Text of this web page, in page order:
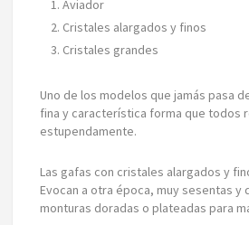
Aviador
Cristales alargados y finos
Cristales grandes
Uno de los modelos que jamás pasa
fina y característica forma que todos
estupendamente.
Las gafas con cristales alargados y
Evocan a otra época, muy sesentas y
monturas doradas o plateadas para